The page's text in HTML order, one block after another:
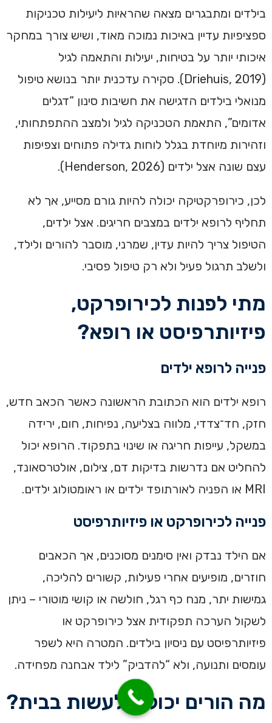
בילדים ומתבגרים מצאה שהראיות ליעילות טכניקות
ספציפיות עדיין באיכות נמוכה מאוד, ושיש צורך במחקר
איכותי יותר על בטיחות, יעילות והתאמה לגיל
(Driehuis, 2019). סקירה עדכנית יותר בנושא טיפול
מנואלי בילדים הדגישה את חשיבות סינון “דגלים
אדומים”, התאמת הטכניקה לגיל ולמצב ההתפתחותי,
וזהירות מיוחדת בגלל לוחות גדילה פתוחים וצפיפות
עצם שונה אצל ילדים (Henderson, 2026).
לכן, כירופרקטיקה יכולה להיות גורם מסייע, אך לא
תחליף לרופא ילדים במצבים חריגים. אצל ילדים,
הטיפול צריך להיות עדין, שמרני, מוסבר להורים ולילד,
ולשלב תרגול פעיל ולא רק טיפול פסיבי.
מתי לפנות לכירופרקט,
פיזיותרפיסט או רופא?
פנייה לרופא ילדים
רופא ילדים הוא הכתובת הראשונה כאשר הכאב חדש,
חזק, חד־צדדי, מלווה בצליעה, נפיחות, חום, ירידה
במשקל, עייפות חריגה או שינוי בתפקוד. הרופא יכול
להחליט אם נדרשות בדיקות דם, צילום, אולטרסאונד,
MRI או הפניה לאורתופד ילדים או ראומטולוג ילדים.
פנייה לכירופרקט או פיזיותרפיסט
אם הילד נבדק ואין סימנים מסוכנים, אך הכאבים
חוזרים, מופיעים אחרי פעילות, קשורים להליכה,
גמישות יתר, מנח כף רגל, חולשה או קושי מוטורי – ניתן
לשקול הערכה תפקודית אצל כירופרקט או
פיזיותרפיסט עם ניסיון בילדים. המטרה היא לשפר
עומסים ותנועה, ולא “להדביק” לילד אבחנה מפחידה.
מה הורים יכולים לעשות בבית?